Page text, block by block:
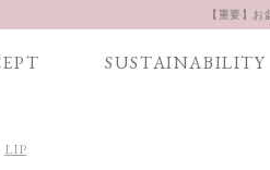
SUSTAINABILITY
LIP